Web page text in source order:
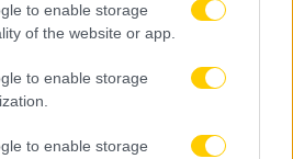
to enable storage
of the website or app.
to enable storage
to enable storage